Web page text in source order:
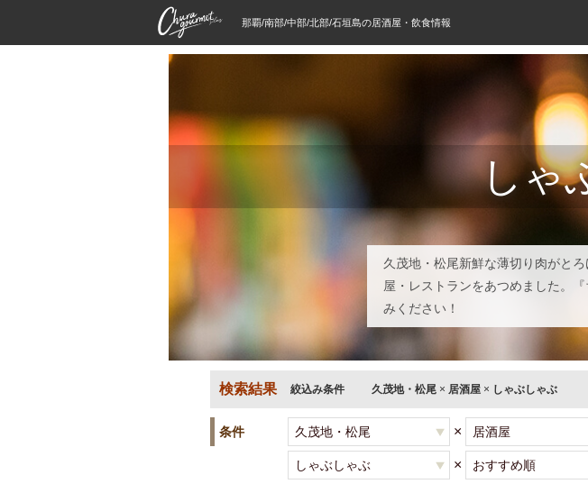
那覇/南部/中部/北部/石垣島の居酒屋・飲食情報
しゃ
久茂地・松尾新鮮な薄切り肉がと
屋・レストランをあつめました。
みください！
検索結果 絞込み条件 久茂地・松尾 × 居酒屋 × しゃぶしゃぶ
条件 ×
×